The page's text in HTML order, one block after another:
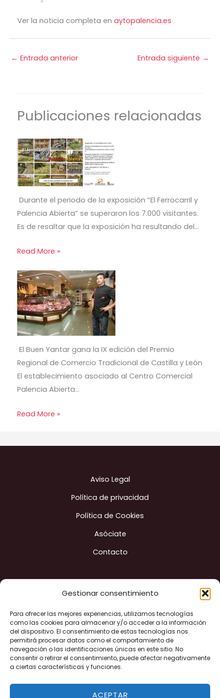
Gestionar consentimiento
Para ofrecer las mejores experiencias, utilizamos tecnologías
como las cookies para almacenar y/o acceder a la información
del dispositivo. El consentimiento de estas tecnologías nos
permitirá procesar datos como el comportamiento de
navegación o las identificaciones únicas en este sitio. No
consentir o retirar el consentimiento, puede afectar negativamente
a ciertas características y funciones.
ACEPTAR
Ver la noticia completa en aytopalencia.es
← Entrada anterior Entrada siguiente →
Publicaciones relacionadas
Durante el periodo de la exposición “El Ferrocarril y
Palencia Abierta” se superaron los 7.000 visitantes.
Es de resaltar que la exposición ha resultando del…
Read More »
El Buen Yantar gana la IX edición del Premio
Regional de Comercio Tradicional de Castilla y León
El establecimiento asociado al Centro Comercial
Palencia Abierta…
Read More »
Aviso Legal
Política de privacidad
Política de Cookies
Asóciate
Contacto
Construyendo ciudad
"Financiado por la Unión Europea - Next Generation EU"